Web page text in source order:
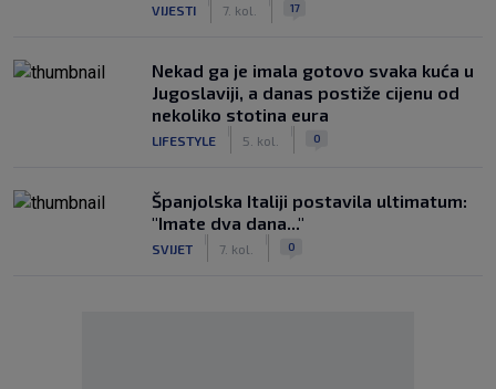
VIJESTI 7. kol. 17
Nekad ga je imala gotovo svaka kuća u
Jugoslaviji, a danas postiže cijenu od
nekoliko stotina eura
LIFESTYLE 5. kol. 0
Španjolska Italiji postavila ultimatum:
"Imate dva dana..."
SVIJET 7. kol. 0